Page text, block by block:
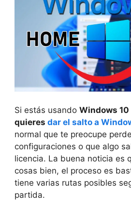
Si estás usando Windows 10
quieres dar el salto a
normal que te preocupe
configuraciones o que algo
licencia. La buena noticia es
cosas bien, el proceso es
tiene varias rutas posibles
partida.